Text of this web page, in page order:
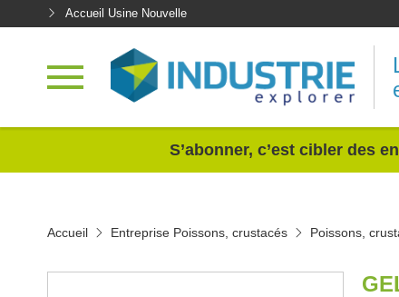
Accueil Usine Nouvelle
S’abonner, c’est cibler des
Accueil Entreprise Poissons, crustacés Poissons,